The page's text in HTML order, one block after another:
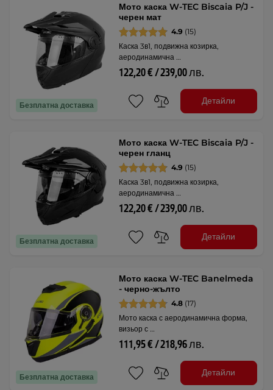
Безплатна доставка
Мото каска W-TEC Biscaia P/J -
черен мат
4.9 (15)
Каска 3в1, подвижна козирка,
аеродинамична …
122,20 € / 239,00 лв.
Детайли
Безплатна доставка
Мото каска W-TEC Biscaia P/J -
черен гланц
4.9 (15)
Каска 3в1, подвижна козирка,
аеродинамична …
122,20 € / 239,00 лв.
Детайли
Безплатна доставка
Мото каска W-TEC Banelmeda
- черно-жълто
4.8 (17)
Мото каска с аеродинамична форма,
визьор с …
111,95 € / 218,96 лв.
Детайли